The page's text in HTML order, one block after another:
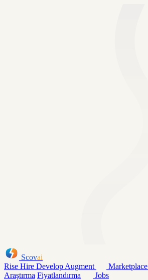
Scovai
Rise Hire Develop Augment Marketplace
Araştırma Fiyatlandırma Jobs